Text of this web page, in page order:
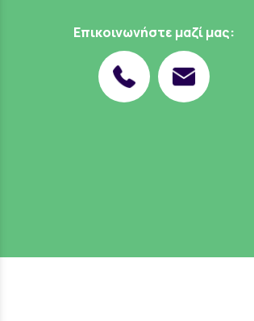
Επικοινωνήστε μαζί μας: